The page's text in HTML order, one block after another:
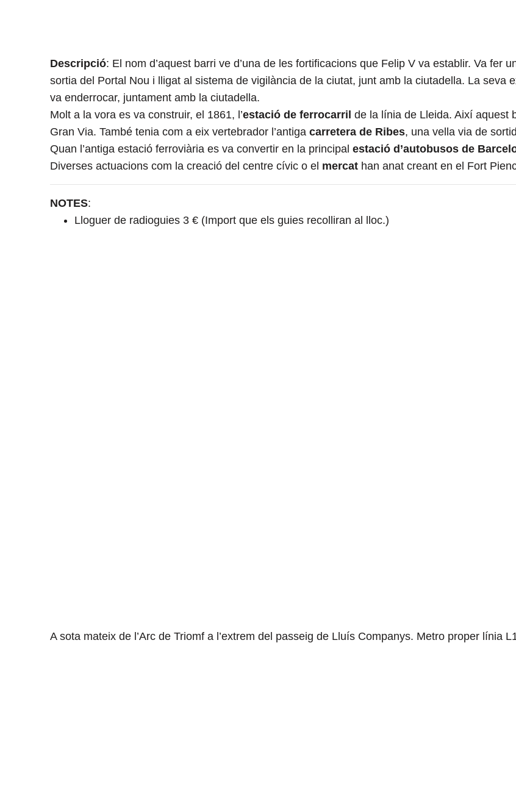
Descripció: El nom d’aquest barri ve d’una de les fortificacions que Felip V va establir. Va fer
sortia del Portal Nou i lligat al sistema de vigilància de la ciutat, junt amb la ciutadella. La seva
va enderrocar, juntament amb la ciutadella.
Molt a la vora es va construir, el 1861, l’estació de ferrocarril de la línia de Lleida. Així aquest
Gran Via. També tenia com a eix vertebrador l’antiga carretera de Ribes, una vella via de
Quan l’antiga estació ferroviària es va convertir en la principal estació d’autobusos de
Diverses actuacions com la creació del centre cívic o el mercat han anat creant en el Fort
NOTES:
Lloguer de radioguies 3 € (Import que els guies recolliran al lloc.)
A sota mateix de l’Arc de Triomf a l’extrem del passeig de Lluís Companys. Metro proper línia